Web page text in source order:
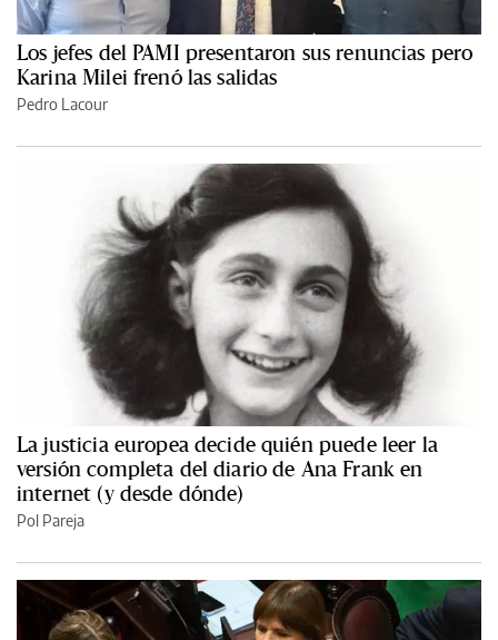
Los jefes del PAMI presentaron sus renuncias pero
Karina Milei frenó las salidas
Pedro Lacour
La justicia europea decide quién puede leer la
versión completa del diario de Ana Frank en
internet (y desde dónde)
Pol Pareja